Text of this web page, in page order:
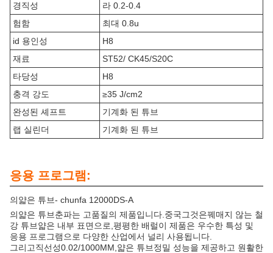
경직성
라 0.2-0.4
험함
최대 0.8u
id 용인성
H8
재료
ST52/ CK45/S20C
타당성
H8
충격 강도
≥35 J/cm2
완성된 셰프트
기계화 된 튜브
랩 실린더
기계화 된 튜브
응용 프로그램:
의얇은 튜브- chunfa 12000DS-A
의얇은 튜브춘파는 고품질의 제품입니다. 중국그것은꿰매지 않는 철
강 튜브얇은 내부 표면으로, 평평한 배럴이 제품은 우수한 특성 및
응용 프로그램으로 다양한 산업에서 널리 사용됩니다.
그리고직선성0.02/1000MM, 얇은 튜브정밀 성능을 제공하고 원활한